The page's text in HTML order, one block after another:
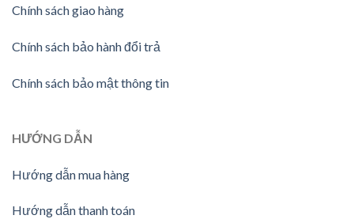
Chính sách giao hàng
Chính sách bảo hành đổi trả
Chính sách bảo mật thông tin
HƯỚNG DẪN
Hướng dẫn mua hàng
Hướng dẫn thanh toán